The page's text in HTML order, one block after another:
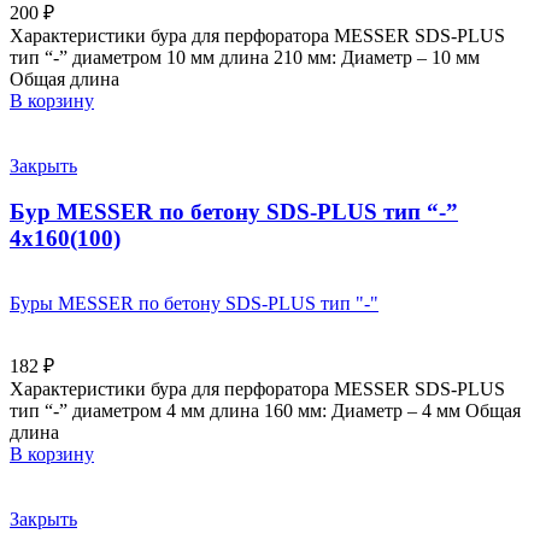
200 ₽
Характеристики бура для перфоратора MESSER SDS-PLUS
тип “-” диаметром 10 мм длина 210 мм: Диаметр – 10 мм
Общая длина
В корзину
Закрыть
Бур MESSER по бетону SDS-PLUS тип “-”
4х160(100)
Буры MESSER по бетону SDS-PLUS тип "-"
182 ₽
Характеристики бура для перфоратора MESSER SDS-PLUS
тип “-” диаметром 4 мм длина 160 мм: Диаметр – 4 мм Общая
длина
В корзину
Закрыть